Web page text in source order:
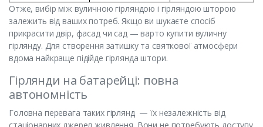
Отже, вибір між вуличною гірляндою і гірляндою шторою
залежить від ваших потреб. Якщо ви шукаєте спосіб
прикрасити двір, фасад чи сад — варто купити вуличну
гірлянду. Для створення затишку та святкової атмосфери
вдома найкраще підійде гірлянда штори.
Гірлянди на батарейці: повна
автономність
Головна перевага таких гірлянд — їх незалежність від
стаціонарних джерел живлення. Вони не потребують доступу